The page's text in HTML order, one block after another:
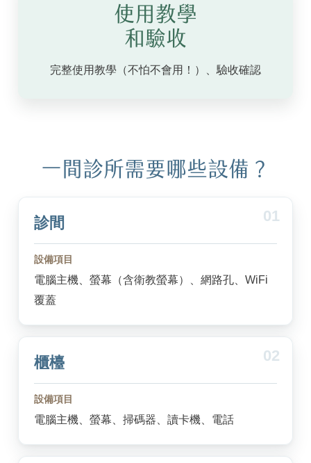
使用教學
和驗收
完整使用教學（不怕不會用！）、 驗收確認
一間診所需要哪些設備？
01
診間
設備項目
電腦主機、螢幕（含衛教螢幕）、網路孔、WiFi
覆蓋
02
櫃檯
設備項目
電腦主機、螢幕、掃碼器、讀卡機、電話